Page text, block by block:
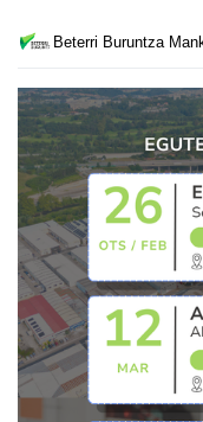
Beterri Buruntza